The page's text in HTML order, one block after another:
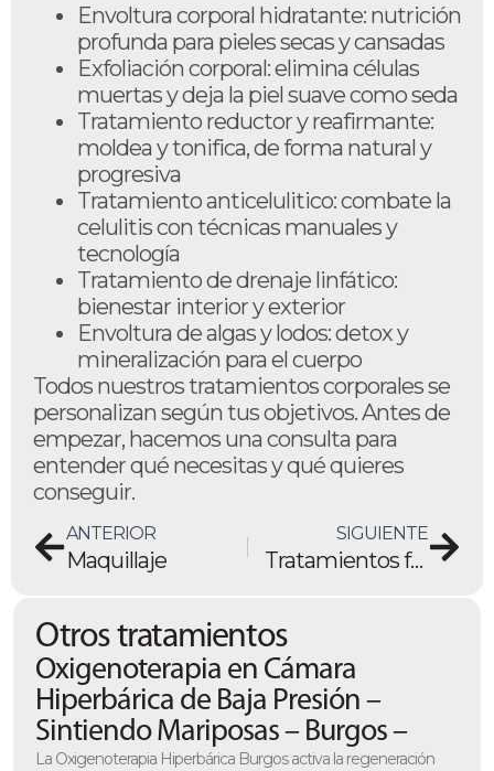
Envoltura corporal hidratante: nutrición
profunda para pieles secas y cansadas
Exfoliación corporal: elimina células
muertas y deja la piel suave como seda
Tratamiento reductor y reafirmante:
moldea y tonifica, de forma natural y
progresiva
Tratamiento anticelulitico: combate la
celulitis con técnicas manuales y
tecnología
Tratamiento de drenaje linfático:
bienestar interior y exterior
Envoltura de algas y lodos: detox y
mineralización para el cuerpo
Todos nuestros tratamientos corporales se
personalizan según tus objetivos. Antes de
empezar, hacemos una consulta para
entender qué necesitas y qué quieres
conseguir.
ANTERIOR
Maquillaje
SIGUIENTE
Tratamientos faciales
Otros tratamientos
Oxigenoterapia en Cámara
Hiperbárica de Baja Presión –
Sintiendo Mariposas – Burgos –
La Oxigenoterapia Hiperbárica Burgos activa la regeneración